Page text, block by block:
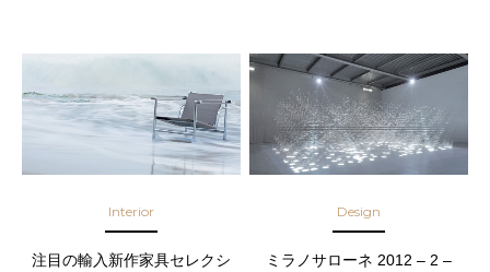
Interior
注目の輸入新作家具セレクシ
Design
ミラノサローネ 2012 – 2 –